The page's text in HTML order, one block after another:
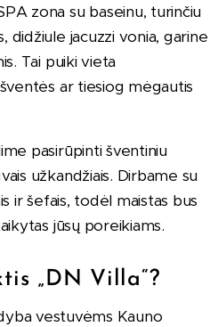
zona su baseinu, turinčiu
didžiule jacuzzi vonia, garine
Tai puiki vieta
ar tiesiog mėgautis
pasirūpinti šventiniu
užkandžiais. Dirbame su
ir šefais, todėl maistas bus
jūsų poreikiams.
„DN Villa“?
vestuvėms Kauno